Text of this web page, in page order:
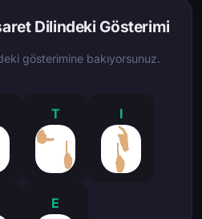
Dilindeki Gösterimi
gösterimine bakıyorsunuz.
T I
E